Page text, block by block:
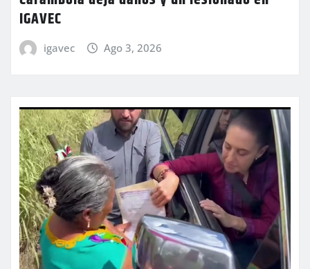
IGAVEC
igavec Ago 3, 2026